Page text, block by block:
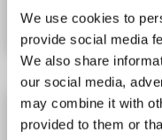
We use cookies to
provide social media
We also share
our social media,
may combine it with
provided to them or
Fiche technique
STRA8 Protein